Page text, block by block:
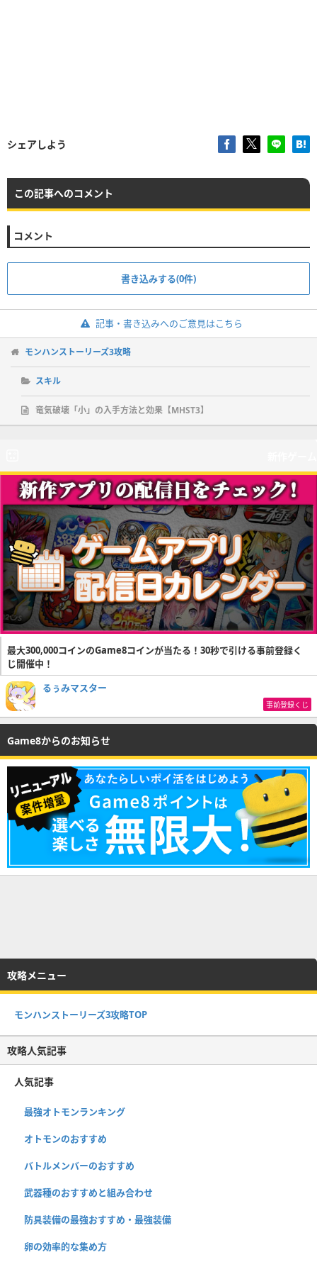
シェアしよう
この記事へのコメント
コメント
書き込みする(0件)
記事・書き込みへのご意見はこちら
モンハンストーリーズ3攻略
スキル
竜気破壊「小」の入手方法と効果【MHST3】
最大300,000コインのGame8コインが当たる！30秒で引ける事前登録く
じ開催中！
るぅみマスター
事前登録くじ
Game8からのお知らせ
攻略メニュー
モンハンストーリーズ3攻略TOP
攻略人気記事
人気記事
最強オトモンランキング
オトモンのおすすめ
バトルメンバーのおすすめ
武器種のおすすめと組み合わせ
防具装備の最強おすすめ・最強装備
卵の効率的な集め方